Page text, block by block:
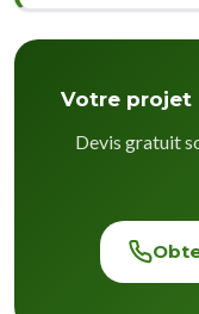
Votre projet
Devis gratuit